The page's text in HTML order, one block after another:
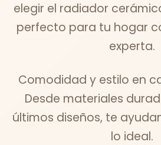
elegir el radiador
perfecto para tu hogar
experta.
Comodidad y estilo en
Desde materiales
últimos diseños, te
lo ideal.